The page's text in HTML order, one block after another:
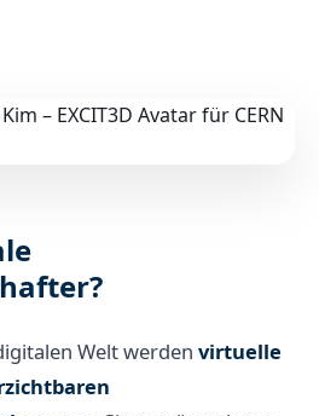
Welt werden virtuelle